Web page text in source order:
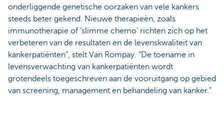
onderliggende genetische oorzaken van vele kankers
steeds beter gekend. Nieuwe therapieën, zoals
immunotherapie of ‘slimme chemo’ richten zich op het
verbeteren van de resultaten en de levenskwaliteit van
kankerpatiënten”, stelt Van Rompay. “De toename in
levensverwachting van kankerpatiënten wordt
grotendeels toegeschreven aan de vooruitgang op gebied
van screening, management en behandeling van kanker.”